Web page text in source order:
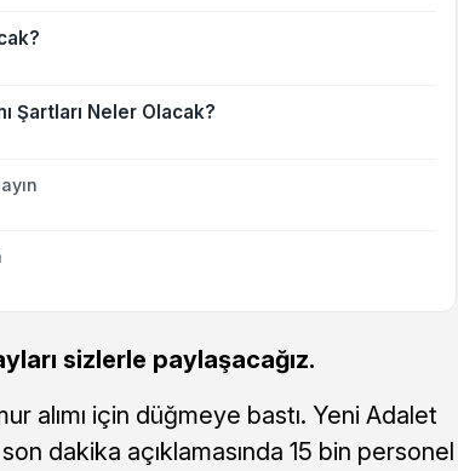
Şartları Neler Olacak?
sizlerle paylaşacağız.
alımı için düğmeye bastı. Yeni Adalet
son dakika açıklamasında 15 bin personel